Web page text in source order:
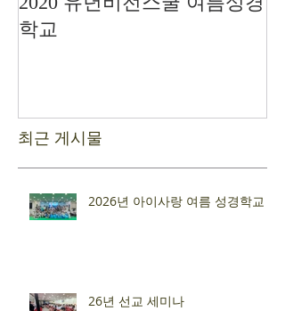
학교
최근 게시물
2026년 아이사랑 여름 성경학교
26년 선교 세미나